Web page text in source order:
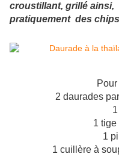
croustillant, grillé ainsi,
pratiquement des
2 daurades
1
1
1 cuillère à